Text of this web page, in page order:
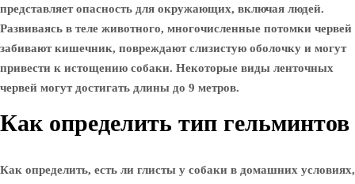
представляет опасность для окружающих, включая людей.
Развиваясь в теле животного, многочисленные потомки червей
забивают кишечник, повреждают слизистую оболочку и могут
привести к истощению собаки. Некоторые виды ленточных
червей могут достигать длины до 9 метров.
Как определить тип гельминтов
Как определить, есть ли глисты у собаки в домашних условиях,